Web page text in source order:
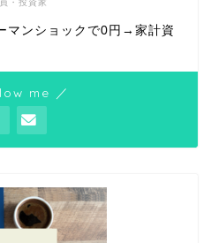
マンショックで0円→家計資
me ／